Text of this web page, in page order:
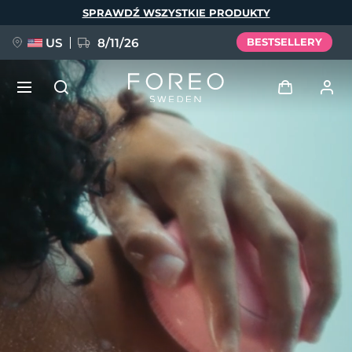
SPRAWDŹ WSZYSTKIE PRODUKTY
US 8/11/26 BESTSELLERY
Profil użytkownika
Moje urządzenia
Moje zamówienia
Moje adresy
Moje subskrypcje
NOWOŚĆ
FAQ™ Pure Beauty-Tech Elixir
BREAKING NEWS
issa™ Teeth Whitening Set
English Deutsch
Español
Français
Italiano
Português
Polski
Svenska
Русский
Türkçe